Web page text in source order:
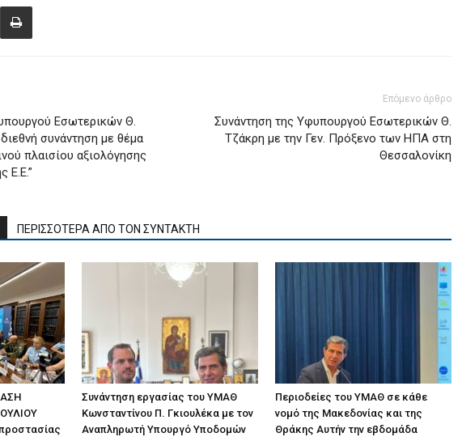
Εσωτερικών Θ.
συνάντηση με θέμα
πλαισίου αξιολόγησης
Ε.Ε.”
Επόμενο άρθρο
Συνάντηση της Υφυπουργού Εσωτερικών Θ.
Τζάκρη με την Γεν. Πρόξενο των ΗΠΑ στη
Θεσσαλονίκη
ΠΕΡΙΣΣΟΤΕΡΑ ΑΠΟ ΤΟΝ ΣΥΝΤΑΚΤΗ
Συνάντηση εργασίας του ΥΜΑΘ
Κωνσταντίνου Π. Γκιουλέκα με τον
Αναπληρωτή Υπουργό Υποδομών
Περιοδείες του ΥΜΑΘ σε κάθε
νομό της Μακεδονίας και της
Θράκης Αυτήν την εβδομάδα